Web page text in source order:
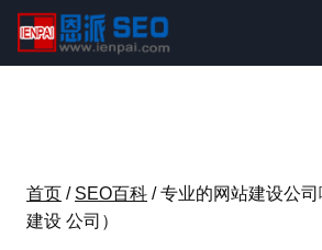
内
首页 / SEO百科 / 专业的网站建设公
建设 公司）